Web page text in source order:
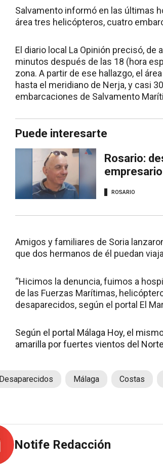
Salvamento informó en las últimas
área tres helicópteros, cuatro
El diario local La Opinión precisó,
minutos después de las 18 (hora
zona. A partir de ese hallazgo, el
hasta el meridiano de Nerja, y casi
embarcaciones de Salvamento
Puede interesarte
Rosario:
ROSARIO
Amigos y familiares de Soria
que dos hermanos de él puedan
“Hicimos la denuncia, fuimos a
de las Fuerzas Marítimas,
desaparecidos, según el portal El
Según el portal Málaga Hoy, el
amarilla por fuertes vientos del
Desaparecidos Málaga Costas
Notife Redacción